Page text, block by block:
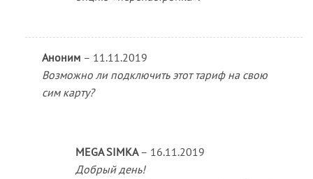
Аноним – 11.11.2019
Возможно ли подключить этот тариф на свою
сим карту?
MEGA SIMKA – 16.11.2019
Добрый день!